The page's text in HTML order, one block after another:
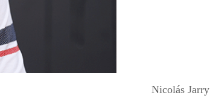
Nicolás Jarry